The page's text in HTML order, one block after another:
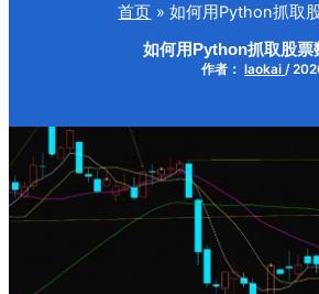
首页 如何用Python抓取
如何用Python抓取股票
作者： laokai /